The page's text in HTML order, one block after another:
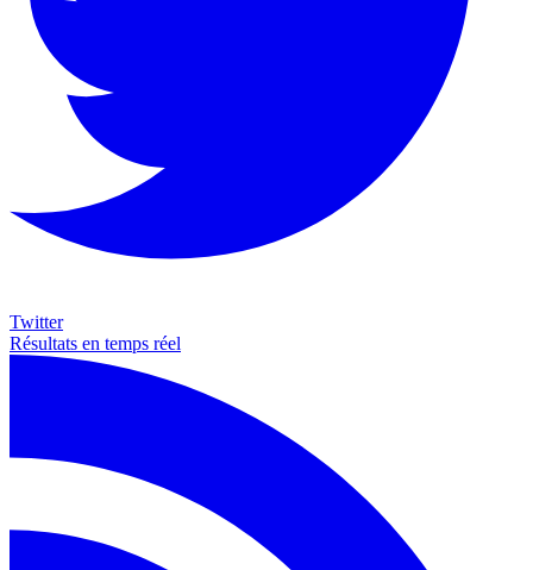
Twitter
Résultats en temps réel